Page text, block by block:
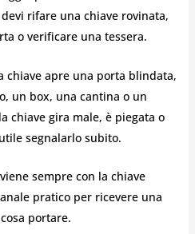
rifare una chiave rovinata,
o verificare una tessera.
chiave apre una porta blindata,
un box, una cantina o un
chiave gira male, è piegata o
segnalarlo subito.
sempre con la chiave
pratico per ricevere una
portare.